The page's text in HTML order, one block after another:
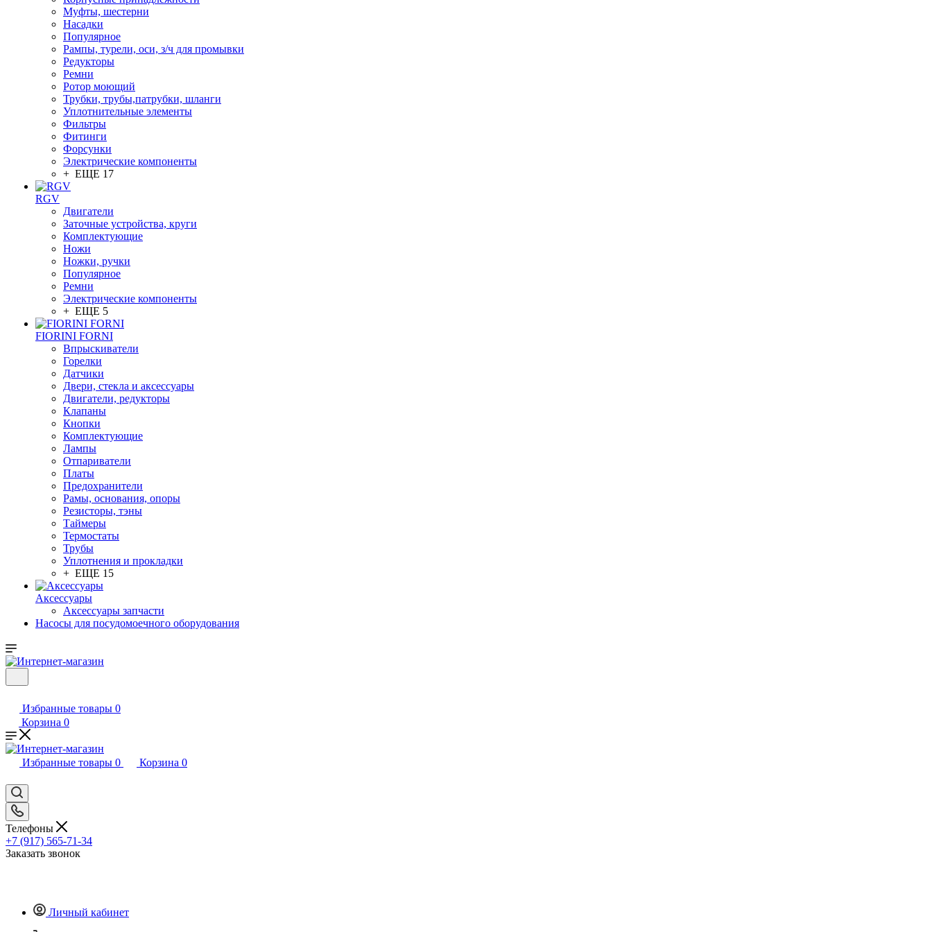
Муфты, шестерни
Насадки
Популярное
Рампы, турели, оси, з/ч для промывки
Редукторы
Ремни
Ротор моющий
Трубки, трубы,патрубки, шланги
Уплотнительные элементы
Фильтры
Фитинги
Форсунки
Электрические компоненты
+ ЕЩЕ 17
RGV
Двигатели
Заточные устройства, круги
Комплектующие
Ножи
Ножки, ручки
Популярное
Ремни
Электрические компоненты
+ ЕЩЕ 5
FIORINI FORNI
Впрыскиватели
Горелки
Датчики
Двери, стекла и аксессуары
Двигатели, редукторы
Клапаны
Кнопки
Комплектующие
Лампы
Отпариватели
Платы
Предохранители
Рамы, основания, опоры
Резисторы, тэны
Таймеры
Термостаты
Трубы
Уплотнения и прокладки
+ ЕЩЕ 15
Аксессуары
Аксессуары запчасти
Насосы для посудомоечного оборудования
Избранные товары 0
Корзина 0
Избранные товары 0 Корзина 0
Телефоны
+7 (917) 565-71-34
Заказать звонок
Личный кабинет